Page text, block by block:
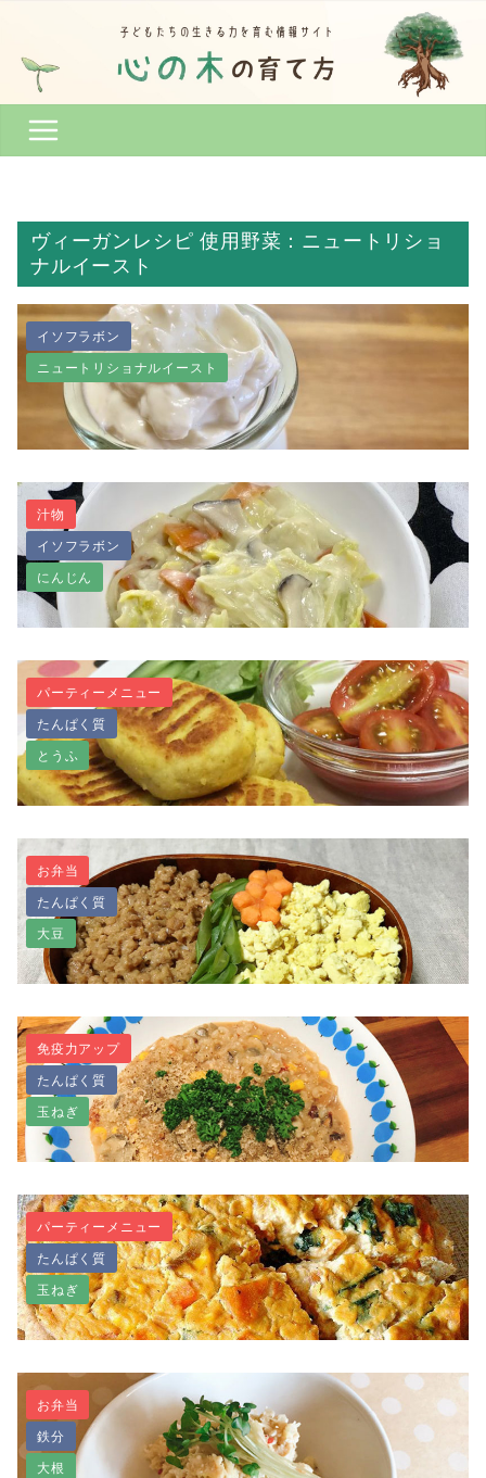
ヴィーガンレシピ 使用野菜：ニュートリショ
ナルイースト
卵不使用・ヴィーガン豆乳マヨネーズ
イソフラボン
ニュートリショナルイースト
乳製品不使用～白菜の豆乳クリーム煮～
汁物
イソフラボン
にんじん
肉なし、おからでチーズ風ナゲット
パーティーメニュー
たんぱく質
とうふ
お弁当に♪大豆ミートの3色そぼろ丼
お弁当
たんぱく質
大豆
プチプチ食感！玄米で簡単リゾット
免疫力アップ
たんぱく質
玉ねぎ
牛乳、卵、チーズ不使用！ヴィーガンキッシュ
パーティーメニュー
たんぱく質
玉ねぎ
お弁当
鉄分
大根